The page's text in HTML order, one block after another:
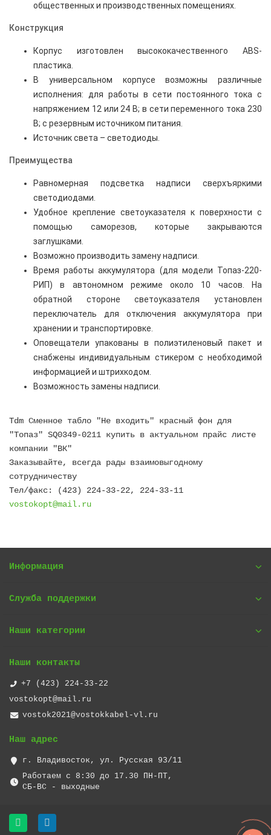
общественных и производственных помещениях.
Конструкция
Корпус изготовлен высококачественного ABS-
пластика.
В универсальном корпусе возможны различные
исполнения: для работы в сети постоянного тока с
напряжением 12 или 24 В; в сети переменного тока 230
В; с резервным источником питания.
Источник света – светодиоды.
Преимущества
Равномерная подсветка надписи сверхъяркими
светодиодами.
Удобное крепление светоуказателя к поверхности с
помощью саморезов, которые закрываются
заглушками.
Возможно производить замену надписи.
Время работы аккумулятора (для модели Топаз-220-
РИП) в автономном режиме около 10 часов. На
обратной стороне светоуказателя установлен
переключатель для отключения аккумулятора при
хранении и транспортировке.
Оповещатели упакованы в полиэтиленовый пакет и
снабжены индивидуальным стикером с необходимой
информацией и штрихкодом.
Возможность замены надписи.
Tdm Сменное табло "Не входить" красный фон для
"Топаз" SQ0349-0211 купить в актуальном прайс листе
компании "ВК"
Заказывайте, всегда рады взаимовыгодному
сотрудничеству
Тел/факс: (423) 224-33-22, 224-33-11
vostokopt@mail.ru
Информация
Служба поддержки
Наши категории
Наши контакты
+7 (423) 224-33-22
vostokopt@mail.ru
vostok2021@vostokkabel-vl.ru
Наш адрес
г. Владивосток, ул. Русская 93/11
Работаем с 8:30 до 17.30 ПН-ПТ,
СБ-ВС - выходные